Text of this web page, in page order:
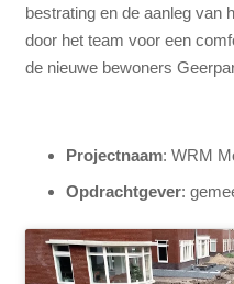
bestrating en de aanleg van
door het team voor een
de nieuwe bewoners
Projectnaam: WRM
Opdrachtgever: